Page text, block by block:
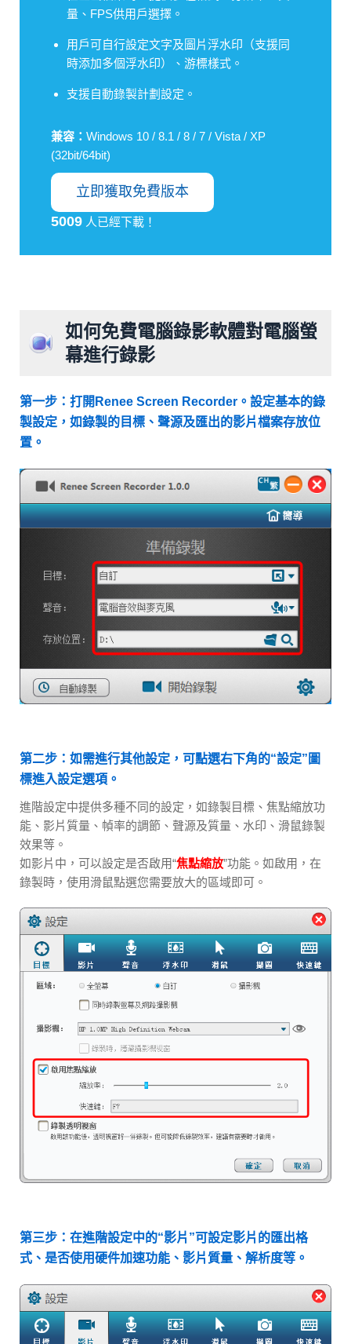
量、FPS供用戶選擇。
用戶可自行設定文字及圖片浮水印（支援同
時添加多個浮水印）、游標樣式。
支援自動錄製計劃設定。
兼容： Windows 10 / 8.1 / 8 / 7 / Vista / XP
(32bit/64bit)
立即獲取免費版本
5009 人已經下載！
如何免費電腦錄影軟體對電腦螢
幕進行錄影
第一步：打開Renee Screen Recorder。設定基本的錄
製設定，如錄製的目標、聲源及匯出的影片檔案存放位
置。
第二步：如需進行其他設定，可點選右下角的“設定”圖
標進入設定選項。
進階設定中提供多種不同的設定，如錄製目標、焦點縮放功
能、影片質量、幀率的調節、聲源及質量、水印、滑鼠錄製
效果等。
如影片中，可以設定是否啟用“焦點縮放”功能。如啟用，在
錄製時，使用滑鼠點選您需要放大的區域即可。
第三步：在進階設定中的“影片”可設定影片的匯出格
式、是否使用硬件加速功能、影片質量、解析度等。